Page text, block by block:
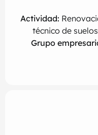
Actividad:
técnico de
Grupo